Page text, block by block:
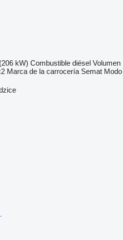
kW) Combustible diésel Volumen
Marca de la carrocería Semat Modo